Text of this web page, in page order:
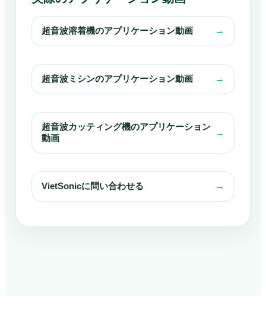
超音波溶着機のアプリケーション動画 →
超音波ミシンのアプリケーション動画 →
超音波カッティング機のアプリケーション
動画
→
VietSonicに問い合わせる →